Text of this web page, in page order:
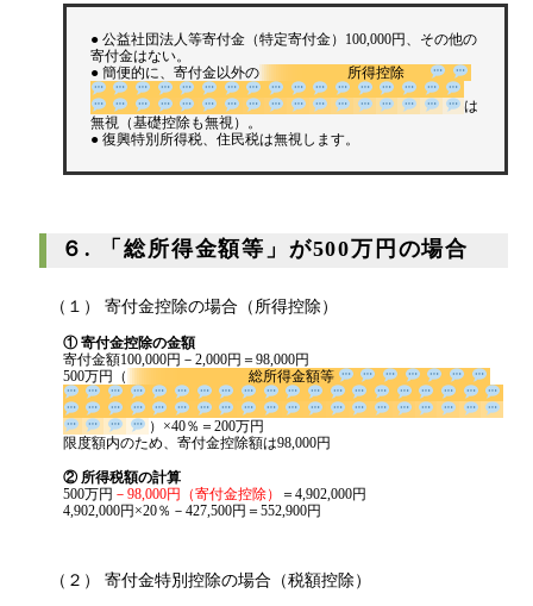
● 公益社団法人等寄付金（特定寄付金）100,000円、その他の
寄付金はない。
● 簡便的に、寄付金以外の
所得控除
は
無視（基礎控除も無視）。
● 復興特別所得税、住民税は無視します。
６. 「総所得金額等」が500万円の場合
（１） 寄付金控除の場合（所得控除）
① 寄付金控除の金額
寄付金額100,000円－2,000円＝98,000円
500万円（
総所得金額等
）×40％＝200万円
限度額内のため、寄付金控除額は98,000円
② 所得税額の計算
500万円 －98,000円（寄付金控除）
＝4,902,000円
4,902,000円×20％－427,500円＝552,900円
（２） 寄付金特別控除の場合（税額控除）